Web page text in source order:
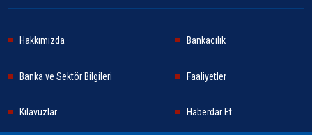
Hakkımızda Bankacılık
Banka ve Sektör Bilgileri Faaliyetler
Kılavuzlar Haberdar Et